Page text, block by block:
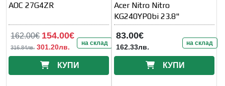
AOC 27G4ZR
162.00€ 154.00€
316.84лв. 301.20лв. на склад
КУПИ
Acer Nitro Nitro
KG240YP0bi 23.8"
83.00€
162.33лв. на склад
КУПИ